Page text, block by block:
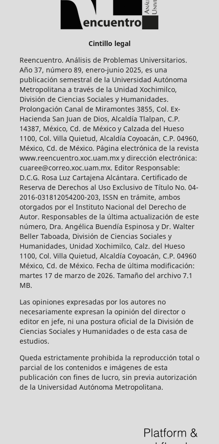
Cintillo legal
Reencuentro. Análisis de Problemas Universitarios.
Año 37, número 89, enero-junio 2025, es una
publicación semestral de la Universidad Autónoma
Metropolitana a través de la Unidad Xochimilco,
División de Ciencias Sociales y Humanidades.
Prolongación Canal de Miramontes 3855, Col. Ex-
Hacienda San Juan de Dios, Alcaldía Tlalpan, C.P.
14387, México, Cd. de México y Calzada del Hueso
1100, Col. Villa Quietud, Alcaldía Coyoacán, C.P. 04960,
México, Cd. de México. Página electrónica de la revista
www.reencuentro.xoc.uam.mx y dirección electrónica:
cuaree@correo.xoc.uam.mx. Editor Responsable:
D.C.G. Rosa Luz Cartajena Alcántara. Certificado de
Reserva de Derechos al Uso Exclusivo de Título No. 04-
2016-031812054200-203, ISSN en trámite, ambos
otorgados por el Instituto Nacional del Derecho de
Autor. Responsables de la última actualización de este
número, Dra. Angélica Buendía Espinosa y Dr. Walter
Beller Taboada, División de Ciencias Sociales y
Humanidades, Unidad Xochimilco, Calz. del Hueso
1100, Col. Villa Quietud, Alcaldía Coyoacán, C.P. 04960
México, Cd. de México. Fecha de última modificación:
martes 17 de marzo de 2026. Tamaño del archivo 7.1
MB.
Las opiniones expresadas por los autores no
necesariamente expresan la opinión del director o
editor en jefe, ni una postura oficial de la División de
Ciencias Sociales y Humanidades o de esta casa de
estudios.
Queda estrictamente prohibida la reproducción total o
parcial de los contenidos e imágenes de esta
publicación con fines de lucro, sin previa autorización
de la Universidad Autónoma Metropolitana.